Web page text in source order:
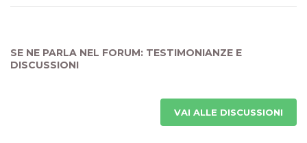
SE NE PARLA NEL FORUM: TESTIMONIANZE E
DISCUSSIONI
VAI ALLE DISCUSSIONI